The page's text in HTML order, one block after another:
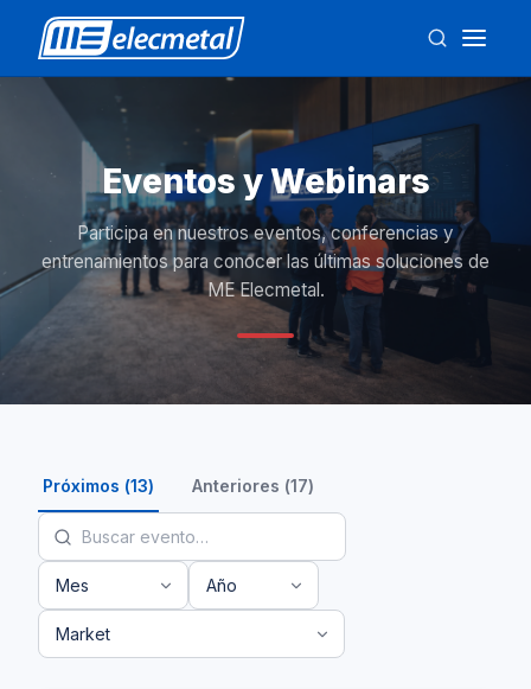
Eventos y Webinars
Participa en nuestros eventos, conferencias y
entrenamientos para conocer las últimas soluciones de
ME Elecmetal.
Próximos (13) Anteriores (17)